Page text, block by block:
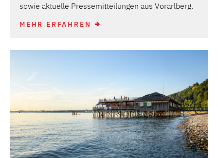
sowie aktuelle Pressemitteilungen aus Vorarlberg.
MEHR ERFAHREN